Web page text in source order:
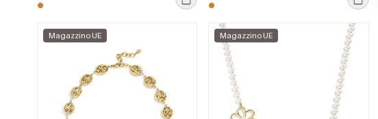
Magazzino UE Magazzino UE